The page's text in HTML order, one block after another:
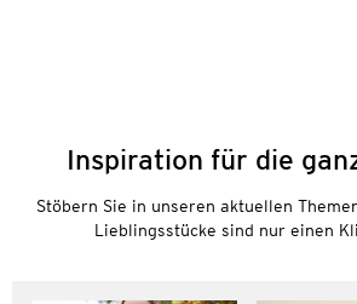
Inspiration für die
Stöbern Sie in unseren aktuellen
Lieblingsstücke sind nur einen